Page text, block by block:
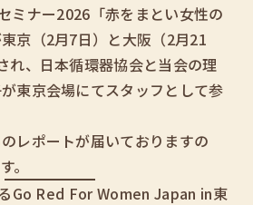
ミナー2026「赤をまとい女性の
京（2月7日）と大阪（2月21
れ、日本循環器協会と当会の理
東京会場にてスタッフとして参
レポートが届いておりますの
。
Go Red For Women Japan in東